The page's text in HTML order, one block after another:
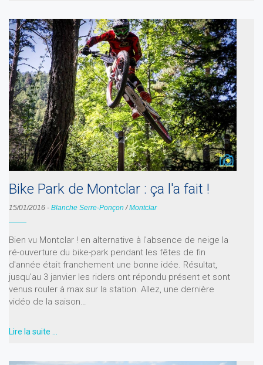
Bike Park de Montclar : ça l'a fait !
15/01/2016 - Blanche Serre-Ponçon /Montclar
Bien vu Montclar ! en alternative à l'absence de neige la
ré-ouverture du bike-park pendant les fêtes de fin
d'année était franchement une bonne idée. Résultat,
jusqu'au 3 janvier les riders ont répondu présent et sont
venus rouler à max sur la station. Allez, une dernière
vidéo de la saison…
Lire la suite …